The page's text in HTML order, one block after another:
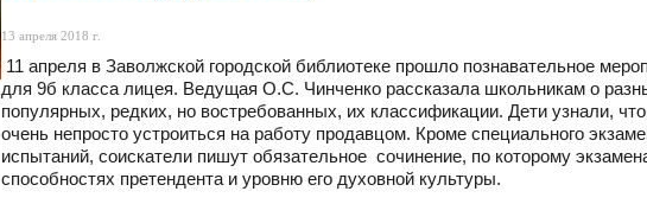
13 апреля 2018 г.
11 апреля в Заволжской городской библиотеке прошло познавательное
для 9б класса лицея. Ведущая О.С. Чинченко рассказала школьникам о
популярных, редких, но востребованных, их классификации. Дети узнали,
очень непросто устроиться на работу продавцом. Кроме специального
испытаний, соискатели пишут обязательное сочинение, по которому
способностях претендента и уровню его духовной культуры.